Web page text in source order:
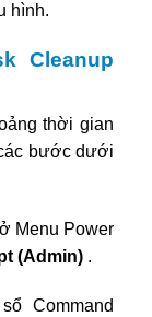
hình.
Cleanup
thời gian
bước dưới
Menu Power
(Admin) .
Command